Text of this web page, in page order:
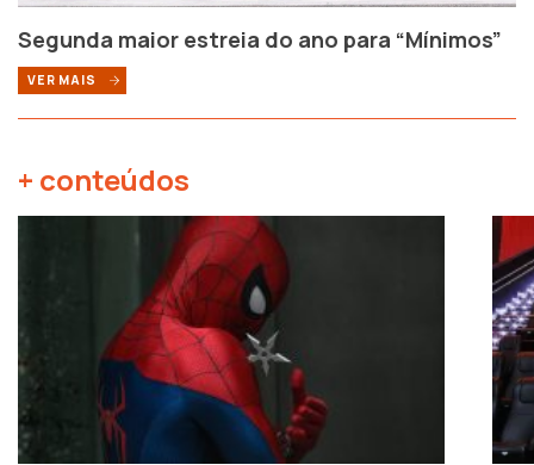
Segunda maior estreia do ano para “Mínimos”
VER MAIS
+ conteúdos